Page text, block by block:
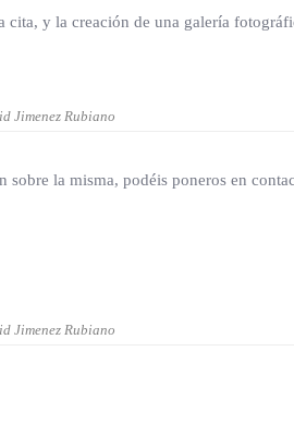
cita, y la creación de una galería
Jimenez Rubiano
sobre la misma, podéis poneros en
Jimenez Rubiano